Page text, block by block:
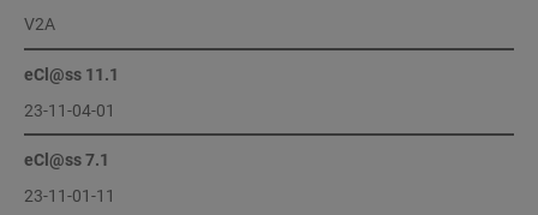
V2A
eCl@ss 11.1
23-11-04-01
eCl@ss 7.1
23-11-01-11